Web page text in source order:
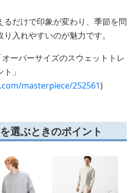
だけで印象が変わり、季節を問
入れやすいのが魅力です。
ーバーサイズのスウェットトレ
」
masterpiece/252561)
選ぶときのポイント